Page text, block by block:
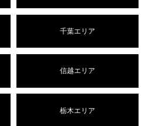
千葉エリア
信越エリア
栃木エリア